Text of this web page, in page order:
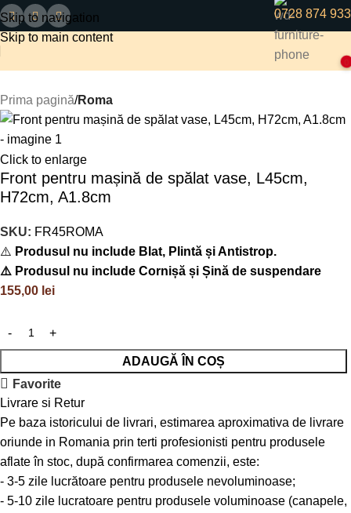
Skip to navigation
Skip to main content
0728 874 933
Prima pagină Roma
Click to enlarge
Front pentru mașină de spălat vase, L45cm,
H72cm, A1.8cm
SKU: FR45ROMA
⚠️ Produsul nu include Blat, Plintă și Antistrop.
⚠️ Produsul nu include Cornișă și Șină de suspendare
155,00 lei
ADAUGĂ ÎN COȘ
Favorite
Livrare si Retur
Pe baza istoricului de livrari, estimarea aproximativa de livrare
oriunde in Romania prin terti profesionisti pentru produsele
aflate în stoc, după confirmarea comenzii, este:
- 3-5 zile lucrătoare pentru produsele nevoluminoase;
- 5-10 zile lucratoare pentru produsele voluminoase (canapele,